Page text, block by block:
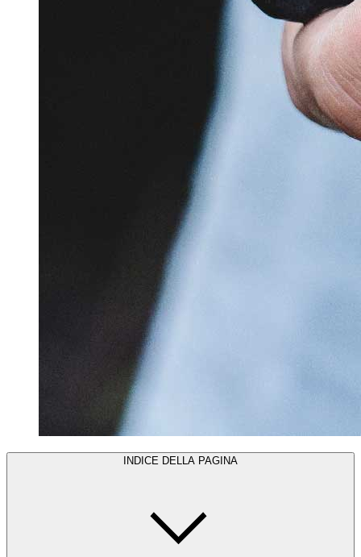
INDICE DELLA PAGINA